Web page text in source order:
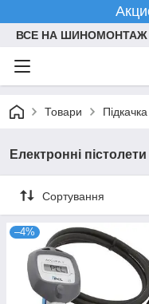
ВСЕ НА ШИНОМОНТАЖ
Товари
Електронні пістолети
Сортування
–4%